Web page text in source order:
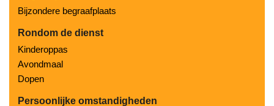
Bijzondere begraafplaats
Rondom de dienst
Kinderoppas
Avondmaal
Dopen
Persoonlijke omstandigheden